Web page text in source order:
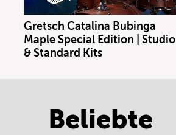
Gretsch Catalina Bubinga
Maple Special Edition | Studio
& Standard Kits
Beliebte